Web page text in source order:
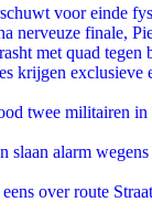
voor einde
nerveuze finale,
met quad tegen
krijgen exclusieve
twee militairen
slaan alarm
over route